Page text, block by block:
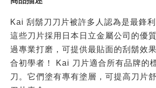
Kai 刮鬍刀刀片被許多人認為是最鋒利
這些刀片採用日本日立金屬公司的優
過專業打磨，可提供最貼面的刮鬍效
合初學者！ Kai 刀片適合所有品牌的
刀。它們塗有專有塗層，可提高刀片